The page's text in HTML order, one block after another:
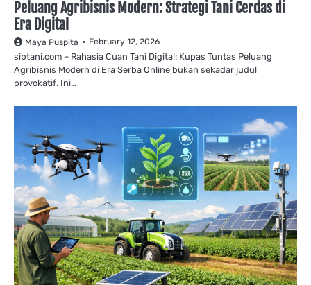
Peluang Agribisnis Modern: Strategi Tani Cerdas di
Era Digital
Maya Puspita February 12, 2026
siptani.com – Rahasia Cuan Tani Digital: Kupas Tuntas Peluang
Agribisnis Modern di Era Serba Online bukan sekadar judul
provokatif. Ini…